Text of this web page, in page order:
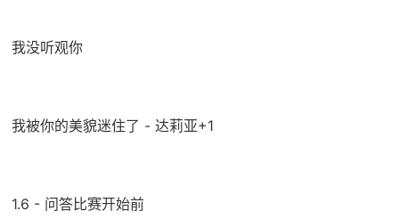
我没听观你
我被你的美貌迷住了 - 达莉亚+1
1.6 - 问答比赛开始前